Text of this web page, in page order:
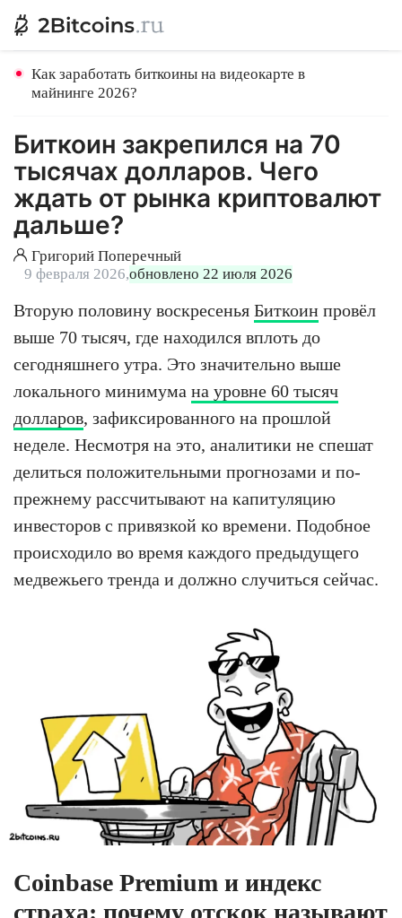
Как заработать биткоины на видеокарте в
майнинге 2026?
Биткоин закрепился на 70
тысячах долларов. Чего
ждать от рынка криптовалют
дальше?
Григорий Поперечный
9 февраля 2026,обновлено 22 июля 2026
Вторую половину воскресенья Биткоин провёл
выше 70 тысяч, где находился вплоть до
сегодняшнего утра. Это значительно выше
локального минимума на уровне 60 тысяч
долларов, зафиксированного на прошлой
неделе. Несмотря на это, аналитики не спешат
делиться положительными прогнозами и по-
прежнему рассчитывают на капитуляцию
инвесторов с привязкой ко времени. Подобное
происходило во время каждого предыдущего
медвежьего тренда и должно случиться сейчас.
Coinbase Premium и индекс
страха: почему отскок называют